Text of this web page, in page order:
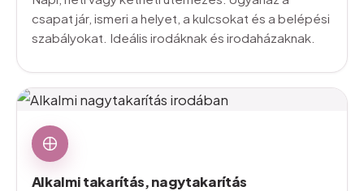
csapat jár, ismeri a helyet, a kulcsokat és a belépési
szabályokat. Ideális irodáknak és irodaházaknak.
Alkalmitakarítás,nagytakarítás